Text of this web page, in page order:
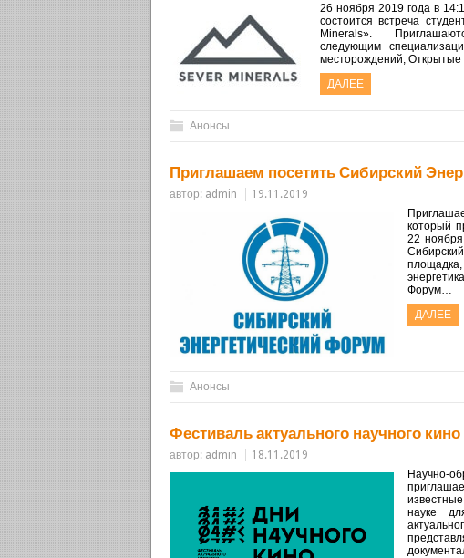
26 ноября 2019 года в
состоится встреча
Minerals».
следующим
месторождений; Открытые
ДАЛЕЕ
Анонсы
Приглашаем посетить Сибирский
автор: admin
19.11.2019
который
22
Форум…
ДАЛЕЕ
Анонсы
Фестиваль актуального научного
автор: admin
18.11.2019
Научно-
науке